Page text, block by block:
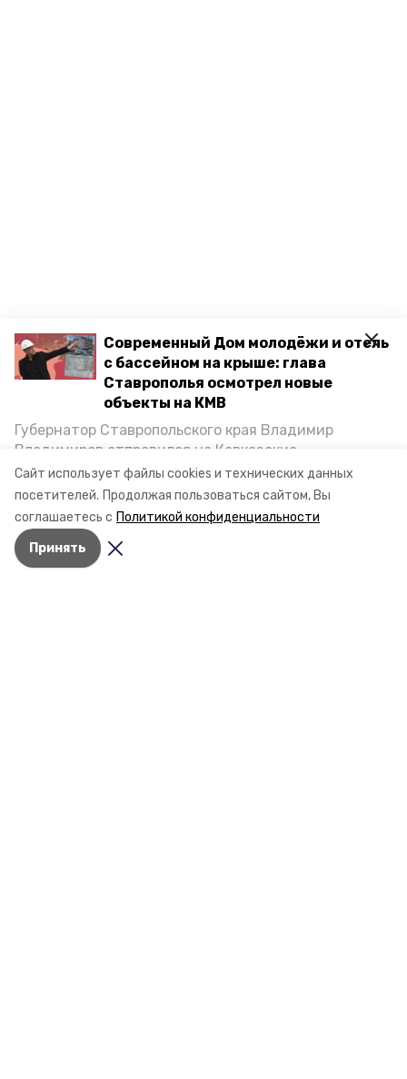
Сайт использует файлы cookies и технических данных
посетителей. Продолжая пользоваться сайтом, Вы
соглашаетесь с Политикой конфиденциальности
Принять
Современный Дом молодёжи и отель
с бассейном на крыше: глава
Ставрополья осмотрел новые
объекты на КМВ
Губернатор Ставропольского края Владимир
Владимиров отправился на Кавказские
Минеральные Воды, чтобы проинспектировать
строительство объектов в Кисловодске и
Минводах, а также выслушать предложения о
постройке новых точек притяжения для местных
жителей. Подробнее — в материале «Победы26».
Разделы